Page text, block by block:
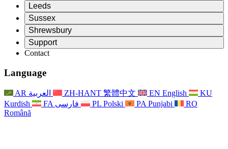
Review
Președintele revizuirii
Echipa independentă de evaluare
Termeni de referință
Raportul final al evaluării independente
Întrebări frecvente
Procesul de feedback al familiei
Buletine informative
Renunțare
Evenimente
Leeds
Review
Președintele revizuirii
Echipa independentă de evaluare
Termeni de referință
Contact
Sprijin psihologic pentru familii
Actualizări pentru familii
Evenimente
For Staff
Sprijin pentru personal
Vocile personalului
Sussex
Review
Președintele revizuirii
Echipa independentă de evaluare
Termeni de referință
For Families
Actualizări pentru familii
Evenimente
For Staff
Shrewsbury
Review
Termeni de referință pentru revizuirea maternității
Raportul final al evaluării independente
Primul raport al evaluării independente
For Families
Actualizări
Support
Leeds
Nottingham
Serviciul de asistență psihologică familială
Sprijin în caz de criză în domeniul sănătății mintale
Servicii regionale Nottingham
National
Sepsis Charities
Contact
Language
AR العربية ZH-HANT 繁體中文 EN English
KU
Kurdish
FA فارسی PL Polski PA Punjabi
RO
Română